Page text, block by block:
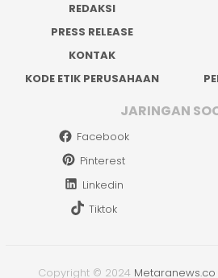
REDAKSI
PRESS RELEASE
KONTAK
KODE ETIK PERUSAHAAN
JARINGAN
Facebook
Pinterest
Linkedin
Tiktok
Copyright © 2024 Metaranews.co